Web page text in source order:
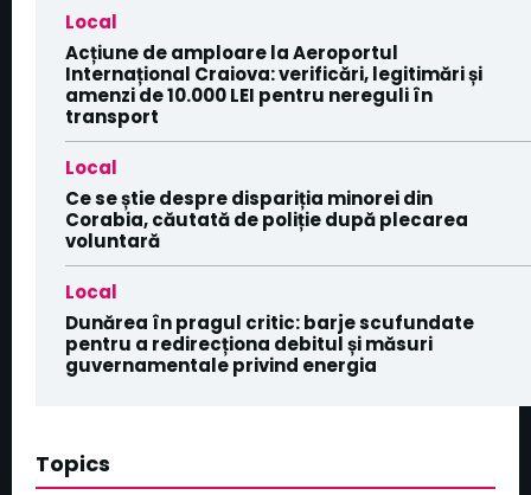
Local
Acțiune de amploare la Aeroportul
Internațional Craiova: verificări, legitimări și
amenzi de 10.000 LEI pentru nereguli în
transport
Local
Ce se știe despre dispariția minorei din
Corabia, căutată de poliție după plecarea
voluntară
Local
Dunărea în pragul critic: barje scufundate
pentru a redirecționa debitul și măsuri
guvernamentale privind energia
Topics